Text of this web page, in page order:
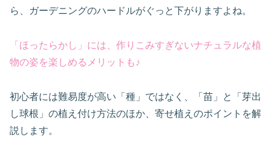
ら、ガーデニングのハードルがぐっと下がりますよね。
「ほったらかし」 には、作りこみすぎないナチュラルな植
物の姿を楽しめるメリットも♪
初心者には難易度が高い「種」ではなく、「苗」と「芽出
し球根」の植え付け方法のほか、寄せ植えのポイントを解
説します。